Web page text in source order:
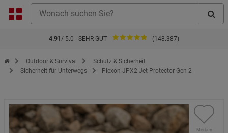
4.91 / 5.0 - SEHR GUT (148.387)
Zur Startseite des Kopp Verlag Online-Shop
Outdoor & Survival
Schutz & Sicherheit
Sicherheit für Unterwegs
Piexon JPX2 Jet Protector Gen 2
Merken